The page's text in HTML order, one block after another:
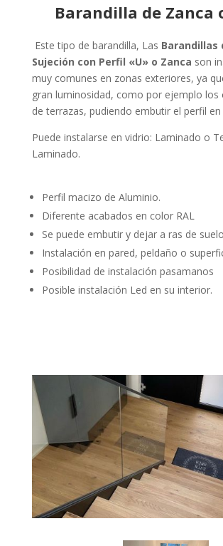
Barandilla de Zanca
Este tipo de barandilla, Las Barandillas
Sujeción con Perfil «U» o Zanca son
muy comunes en zonas exteriores, ya
gran luminosidad, como por ejemplo los
de terrazas, pudiendo embutir el perfil en
Puede instalarse en vidrio: Laminado o
Laminado.
Perfil macizo de Aluminio.
Diferente acabados en color RAL
Se puede embutir y dejar a ras de
Instalación en pared, peldaño o
Posibilidad de instalación pasamanos
Posible instalación Led en su interior.